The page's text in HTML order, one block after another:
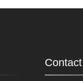
Contact